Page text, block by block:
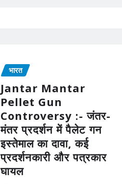
भारत
Jantar Mantar
Pellet Gun
Controversy :- जंतर-
मंतर प्रदर्शन में पैलेट गन
इस्तेमाल का दावा, कई
प्रदर्शनकारी और पत्रकार
घायल